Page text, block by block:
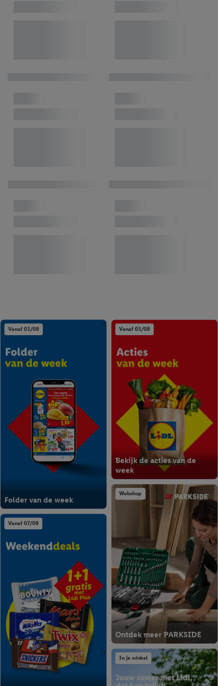
Vanaf 03/08
Folder van de week
Vanaf 03/08
Bekijk de acties van de
week
Webshop
Ontdek meer PARKSIDE
Vanaf 07/08
In je winkel